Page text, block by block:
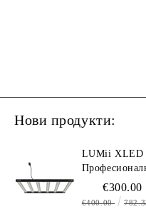
Нови продукти:
LUMii XLED
пълен€300.00
€400.00